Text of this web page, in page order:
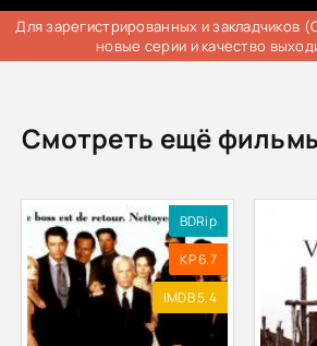
Для зарегистрированных и закладчиков
новые серии и качество
Смотреть ещё
BDRip
KP 6.7
IMDB 5.4